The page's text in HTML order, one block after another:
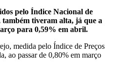
pelo Índice Nacional de
tiveram alta, já que a
para 0,59% em abril.
medida pelo Índice de Preços
ao passar de 0,80% em março